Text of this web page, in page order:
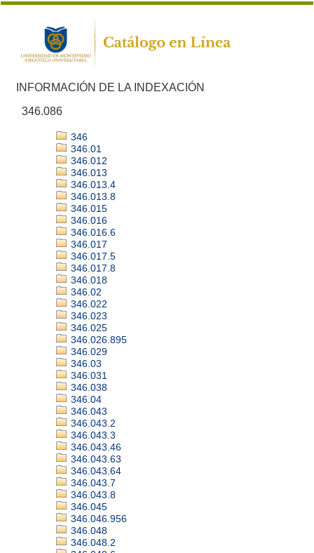
INFORMACIÓN DE LA INDEXACIÓN
346.086
346
346.01
346.012
346.013
346.013.4
346.013.8
346.015
346.016
346.016.6
346.017
346.017.5
346.017.8
346.018
346.02
346.022
346.023
346.025
346.026.895
346.029
346.03
346.031
346.038
346.04
346.043
346.043.2
346.043.3
346.043.46
346.043.63
346.043.64
346.043.7
346.043.8
346.045
346.046.956
346.048
346.048.2